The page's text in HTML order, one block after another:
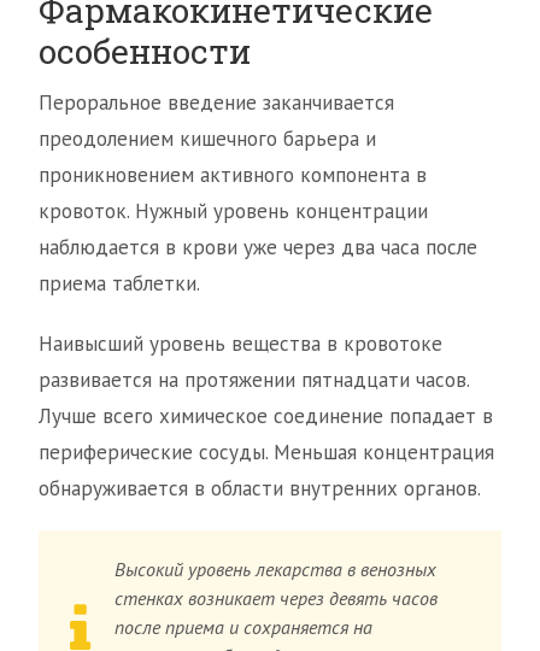
Фармакокинетические
особенности
Пероральное введение заканчивается
преодолением кишечного барьера и
проникновением активного компонента в
кровоток. Нужный уровень концентрации
наблюдается в крови уже через два часа после
приема таблетки.
Наивысший уровень вещества в кровотоке
развивается на протяжении пятнадцати часов.
Лучше всего химическое соединение попадает в
периферические сосуды. Меньшая концентрация
обнаруживается в области внутренних органов.
Высокий уровень лекарства в венозных
стенках возникает через девять часов
после приема и сохраняется на